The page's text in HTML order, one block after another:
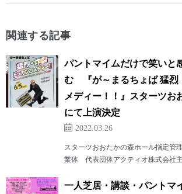
関連する記事
パントマイムだけで笑いと
む 『が～まるちょば 猛烈
メディー！！』スターツお
にて上演決定
2022.03.26
スターツおおたかの森ホール指定管
業体 代表団体アクティオ株式会社
一人芝居・講談・パント